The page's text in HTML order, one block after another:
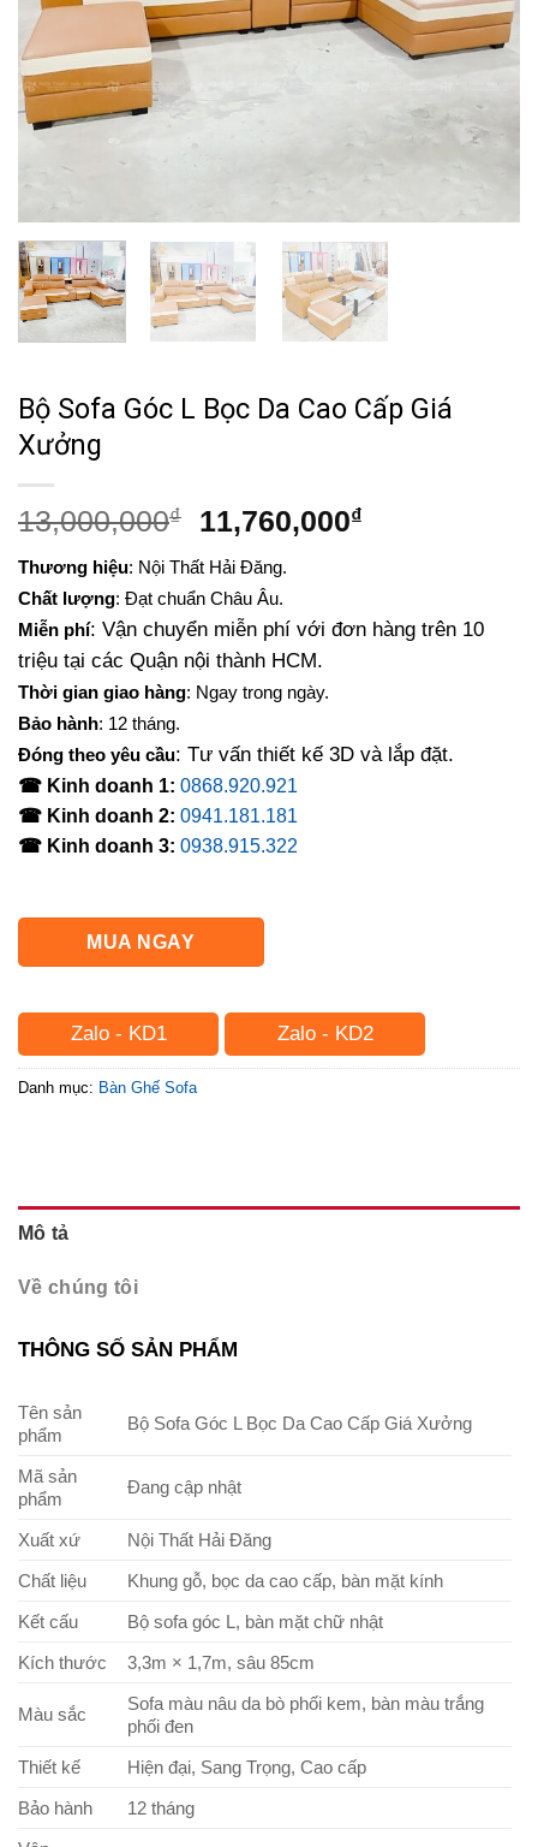
Bộ Sofa Góc L Bọc Da Cao Cấp Giá
Xưởng
13,000,000₫
Giá
là:
13,000,000₫.
11,760,000₫Giá
11,760,000₫.
Thương hiệu: Nội Thất Hải Đăng.
Chất lượng: Đạt chuẩn Châu Âu.
Miễn phí: Vận chuyển miễn phí với đơn hàng trên 10
triệu tại các Quận nội thành HCM.
Thời gian giao hàng: Ngay trong ngày.
Bảo hành: 12 tháng.
Đóng theo yêu cầu: Tư vấn thiết kế 3D và lắp đặt.
☎ Kinh doanh 1: 0868.920.921
☎ Kinh doanh 2: 0941.181.181
☎ Kinh doanh 3: 0938.915.322
MUA NGAY
Zalo - KD1 Zalo - KD2
Danh mục: Bàn Ghế Sofa
Mô tả
Về chúng tôi
THÔNG SỐ SẢN PHẨM
Tên sản
phẩm
Bộ Sofa Góc L Bọc Da Cao Cấp Giá Xưởng
Mã sản
phẩm
Đang cập nhật
Xuất xứ
Nội Thất Hải Đăng
Chất liệu
Khung gỗ, bọc da cao cấp, bàn mặt kính
Kết cấu
Bộ sofa góc L, bàn mặt chữ nhật
Kích thước
3,3m × 1,7m, sâu 85cm
Màu sắc
Sofa màu nâu da bò phối kem, bàn màu trắng
phối đen
Thiết kế
Hiện đại, Sang Trọng, Cao cấp
Bảo hành
12 tháng